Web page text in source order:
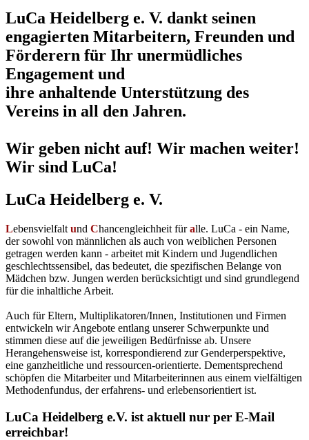
LuCa Heidelberg e. V. dankt seinen
engagierten Mitarbeitern, Freunden und
Förderern für Ihr unermüdliches
Engagement und
ihre anhaltende Unterstützung des
Vereins in all den Jahren.
Wir geben nicht auf! Wir machen weiter!
Wir sind LuCa!
LuCa Heidelberg e. V.
Lebensvielfalt und Chancengleichheit füralle. LuCa - ein Name,
der sowohl von männlichen als auch von weiblichen Personen
getragen werden kann - arbeitet mit Kindern und Jugendlichen
geschlechtssensibel, das bedeutet, die spezifischen Belange von
Mädchen bzw. Jungen werden berücksichtigt und sind grundlegend
für die inhaltliche Arbeit.
Auch für Eltern, Multiplikatoren/Innen, Institutionen und Firmen
entwickeln wir Angebote entlang unserer Schwerpunkte und
stimmen diese auf die jeweiligen Bedürfnisse ab. Unsere
Herangehensweise ist, korrespondierend zur Genderperspektive,
eine ganzheitliche und ressourcen-orientierte. Dementsprechend
schöpfen die Mitarbeiter und Mitarbeiterinnen aus einem vielfältigen
Methodenfundus, der erfahrens- und erlebensorientiert ist.
LuCa Heidelberg e.V. ist aktuell nur per E-Mail
erreichbar!